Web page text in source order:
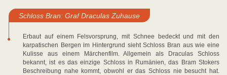
Schloss Bran: Graf Draculas Zuhause
Erbaut auf einem Felsvorsprung, mit Schnee bedeckt und mit den
karpatischen Bergen im Hintergrund sieht Schloss Bran aus wie eine
Kulisse aus einem Märchenfilm. Allgemein als Draculas Schloss
bekannt, ist es das einzige Schloss in Rumänien, das Bram Stokers
Beschreibung nahe kommt, obwohl er das Schloss nie besucht hat.